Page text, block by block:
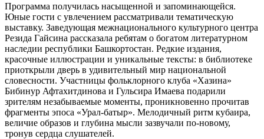
Программа получилась насыщенной и запоминающейся.
Юные гости с увлечением рассматривали тематическую
выставку. Заведующая межнационального культурного центра
Резида Гайсина рассказала ребятам о богатом литературном
наследии республики Башкортостан. Редкие издания,
красочные иллюстрации и уникальные тексты: в библиотеке
приоткрыли дверь в удивительный мир национальной
словесности. Участницы фольклорного клуба «Хазина»
Бибинур Афтахитдинова и Гульсира Имаева подарили
зрителям незабываемые моменты, проникновенно прочитав
фрагменты эпоса «Урал‑батыр». Мелодичный ритм кубаира,
величие образов и глубина мысли зазвучали по‑новому,
тронув сердца слушателей.